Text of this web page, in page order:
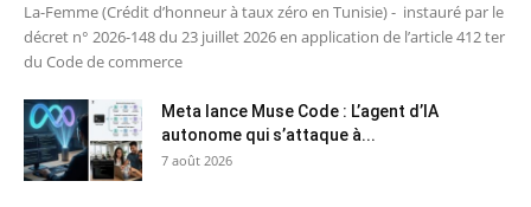
La-Femme (Crédit d’honneur à taux zéro en Tunisie) - instauré par le
décret n° 2026-148 du 23 juillet 2026 en application de l’article 412 ter
du Code de commerce
Meta lance Muse Code : L’agent d’IA
autonome qui s’attaque à...
7 août 2026